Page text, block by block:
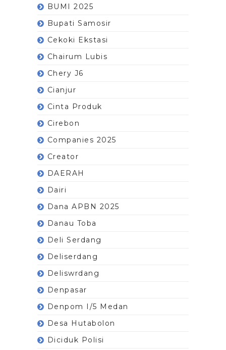
BUMI 2025
Bupati Samosir
Cekoki Ekstasi
Chairum Lubis
Chery J6
Cianjur
Cinta Produk
Cirebon
Companies 2025
Creator
DAERAH
Dairi
Dana APBN 2025
Danau Toba
Deli Serdang
Deliserdang
Deliswrdang
Denpasar
Denpom I/5 Medan
Desa Hutabolon
Diciduk Polisi